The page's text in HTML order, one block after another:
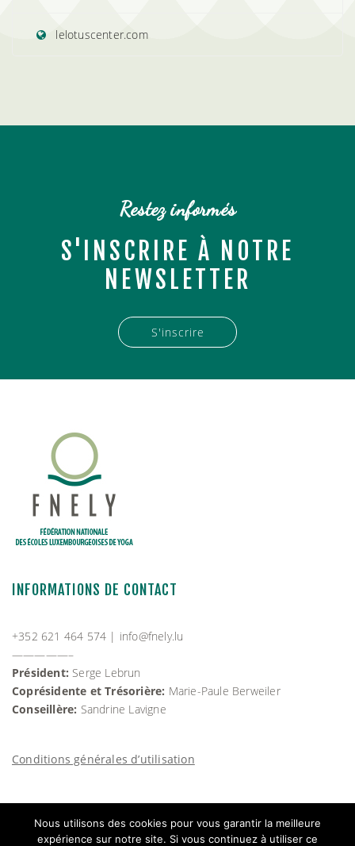
lelotuscenter.com
Restez informés
S'INSCRIRE À NOTRE
NEWSLETTER
S'inscrire
INFORMATIONS DE CONTACT
+352 621 464 574 | info@fnely.lu
—————–
Président: Serge Lebrun
Coprésidente et Trésorière: Marie-Paule Berweiler
Conseillère: Sandrine Lavigne
Conditions générales d’utilisation
Nous utilisons des cookies pour vous garantir la meilleure
expérience sur notre site. Si vous continuez à utiliser ce